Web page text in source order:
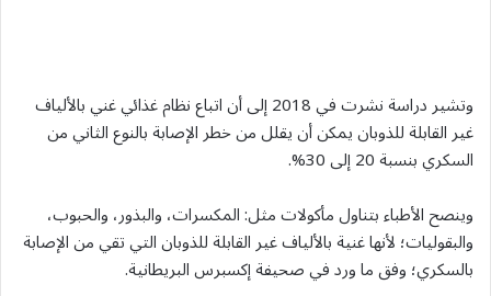
وتشير دراسة نشرت في 2018 إلى أن اتباع نظام غذائي غني بالألياف
غير القابلة للذوبان يمكن أن يقلل من خطر الإصابة بالنوع الثاني من
السكري بنسبة 20 إلى 30%.
وينصح الأطباء بتناول مأكولات مثل: المكسرات، والبذور، والحبوب،
والبقوليات؛ لأنها غنية بالألياف غير القابلة للذوبان التي تقي من الإصابة
بالسكري؛ وفق ما ورد في صحيفة إكسبرس البريطانية.